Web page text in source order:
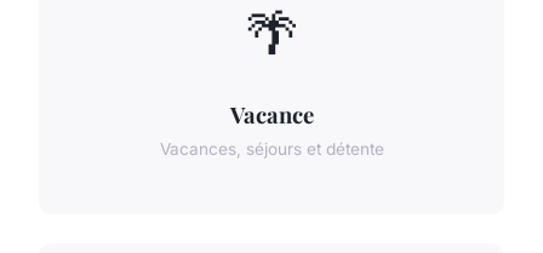
🌴
Vacance
Vacances, séjours et détente